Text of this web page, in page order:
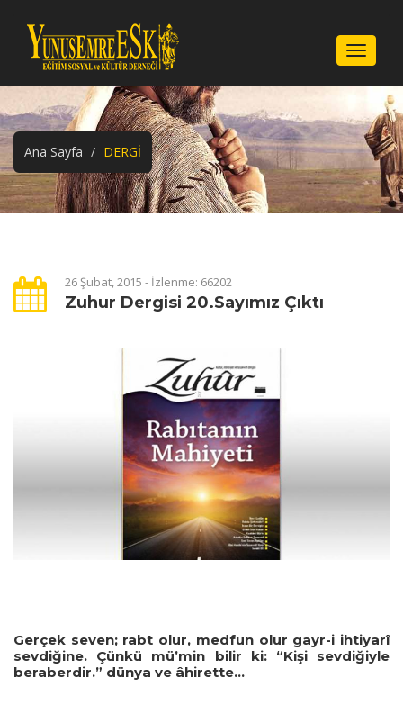
Menu
Ana Sayfa DERGİ
26 Şubat, 2015 - İzlenme: 66202
Zuhur Dergisi 20.Sayımız Çıktı
Gerçek seven; rabt olur, medfun olur gayr-i ihtiyarî
sevdiğine. Çünkü mü’min bilir ki: “Kişi sevdiğiyle
beraberdir.” dünya ve âhirette…